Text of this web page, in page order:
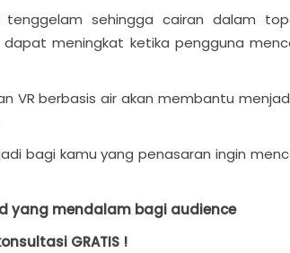
tenggelam sehingga cairan dalam
meningkat ketika pengguna
VR berbasis air akan membantu
bagi kamu yang penasaran ingin
yang mendalam bagi audience
GRATIS !